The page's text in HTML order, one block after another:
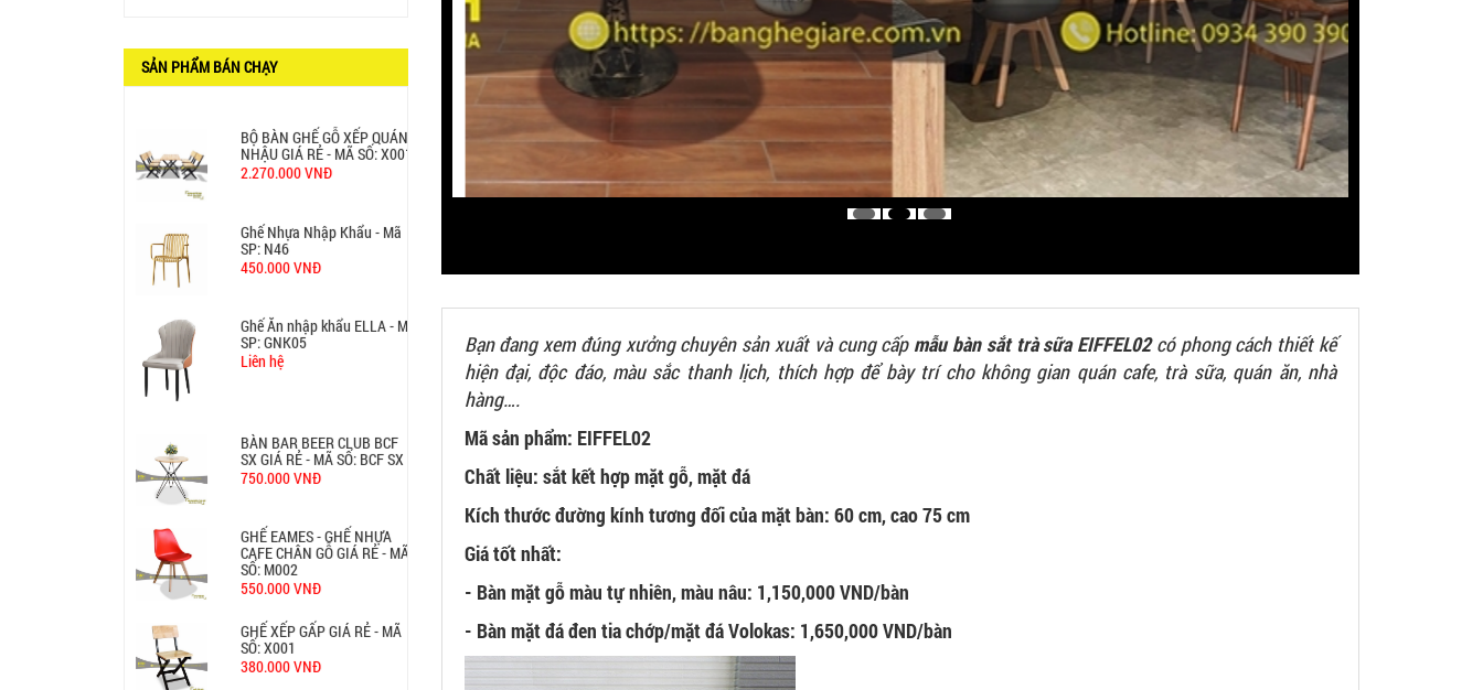
Bạn đang xem đúng xưởng chuyên sản xuất và cung cấp mẫu bàn sắt trà sữa EIFFEL02có phong cách thiết kế
hiện đại, độc đáo, màu sắc thanh lịch, thích hợp để bày trí cho không gian quán cafe, trà sữa, quán ăn, nhà
hàng….
Mã sản phẩm: EIFFEL02
Chất liệu: sắt kết hợp mặt gỗ, mặt đá
Kích thước đường kính tương đối của mặt bàn: 60 cm, cao 75 cm
Giá tốt nhất:
- Bàn mặt gỗ màu tự nhiên, màu nâu: 1,150,000 VND/bàn
- Bàn mặt đá đen tia chớp/mặt đá Volokas: 1,650,000 VND/bàn
SẢN PHẨM BÁN CHẠY
BÀN CAFE BCF01 GIÁ RẺ -
MÃ SỐ: BCF01
650.000 VNĐ
BỘ BÀN GHẾ GỖ XẾP QUÁN
NHẬU GIÁ RẺ - MÃ SỐ: X001
2.270.000 VNĐ
Ghế Nhựa Nhập Khẩu - Mã
SP: N46
450.000 VNĐ
Ghế Ăn nhập khẩu ELLA - Mã
SP: GNK05
Liên hệ
BÀN BAR BEER CLUB BCF
SX GIÁ RẺ - MÃ SỐ: BCF SX
750.000 VNĐ
GHẾ EAMES - GHẾ NHỰA
CAFE CHÂN GỖ GIÁ RẺ - MÃ
SỐ: M002
550.000 VNĐ
GHẾ XẾP GẤP GIÁ RẺ - MÃ
SỐ: X001
380.000 VNĐ